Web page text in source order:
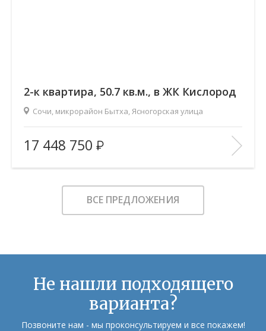
2-к квартира, 50.7 кв.м., в ЖК Кислород
Сочи, микрорайон Бытха, Ясногорская улица
Площадь (общ/жил/кух), м2:
50.71/26.35/4
Количество комнат:
2
Этаж:
14/19
В ИЗБРАННОЕ
17 448 750
ВСЕ ПРЕДЛОЖЕНИЯ
Не нашли подходящего
варианта?
Позвоните нам - мы проконсультируем и все покажем!